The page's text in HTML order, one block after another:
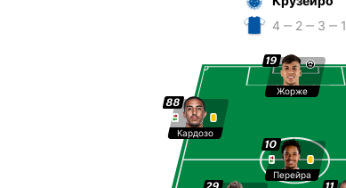
4 ‒ 2 ‒ 3 ‒ 1
10
Перейра
88
Кардозо
19
Жорже